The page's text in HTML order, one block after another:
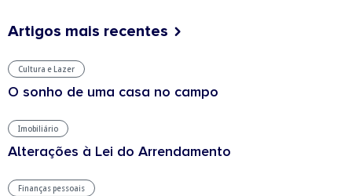
Artigos mais recentes
Cultura e Lazer
O sonho de uma casa no campo
Imobiliário
Alterações à Lei do Arrendamento
Finanças pessoais